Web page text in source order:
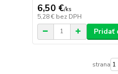
6,50 €/ks
5,28 € bez DPH
Pridať
strana